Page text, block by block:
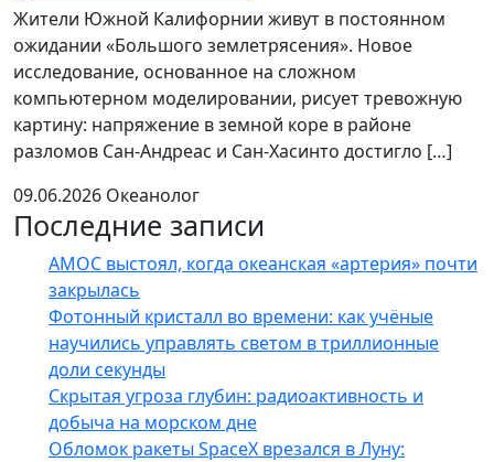
Жители Южной Калифорнии живут в постоянном
ожидании «Большого землетрясения». Новое
исследование, основанное на сложном
компьютерном моделировании, рисует тревожную
картину: напряжение в земной коре в районе
разломов Сан-Андреас и Сан-Хасинто достигло […]
09.06.2026 Океанолог
Последние записи
AMOC выстоял, когда океанская «артерия» почти
закрылась
Фотонный кристалл во времени: как учёные
научились управлять светом в триллионные
доли секунды
Скрытая угроза глубин: радиоактивность и
добыча на морском дне
Обломок ракеты SpaceX врезался в Луну: